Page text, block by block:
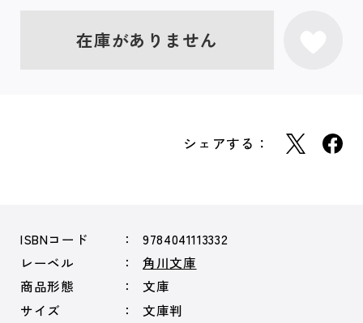
在庫がありません
シェアする：
ISBNコード
9784041113332
レーベル
角川文庫
商品形態
文庫
サイズ
文庫判